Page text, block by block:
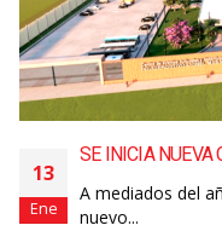
13
Ene
SE INICIA NUEVA
A mediados del
nuevo...